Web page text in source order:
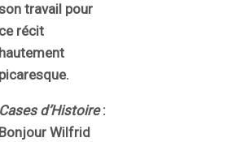
travail pour
ce récit
hautement
picaresque.
Cases d’Histoire:
Bonjour Wilfrid